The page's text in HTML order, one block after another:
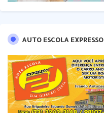
AUTO ESCOLA EXPRESSO